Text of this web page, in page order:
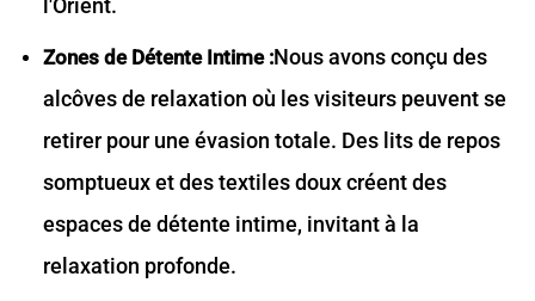
Zones de Détente Intime :Nous avons conçu des
alcôves de relaxation où les visiteurs peuvent se
retirer pour une évasion totale. Des lits de repos
somptueux et des textiles doux créent des
espaces de détente intime, invitant à la
relaxation profonde.